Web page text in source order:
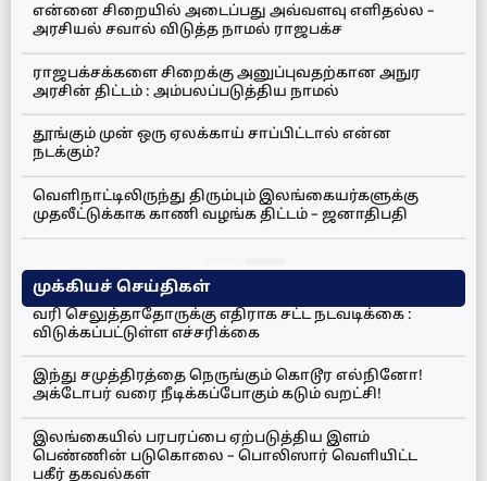
என்னை சிறையில் அடைப்பது அவ்வளவு எளிதல்ல –
அரசியல் சவால் விடுத்த நாமல் ராஜபக்ச
ராஜபக்சக்களை சிறைக்கு அனுப்புவதற்கான அநுர
அரசின் திட்டம் : அம்பலப்படுத்திய நாமல்
தூங்கும் முன் ஒரு ஏலக்காய் சாப்பிட்டால் என்ன
நடக்கும்?
வெளிநாட்டிலிருந்து திரும்பும் இலங்கையர்களுக்கு
முதலீட்டுக்காக காணி வழங்க திட்டம் – ஜனாதிபதி
முக்கியச் செய்திகள்
வரி செலுத்தாதோருக்கு எதிராக சட்ட நடவடிக்கை :
விடுக்கப்பட்டுள்ள எச்சரிக்கை
இந்து சமுத்திரத்தை நெருங்கும் கொடூர எல்நினோ!
அக்டோபர் வரை நீடிக்கப்போகும் கடும் வறட்சி!
இலங்கையில் பரபரப்பை ஏற்படுத்திய இளம்
பெண்ணின் படுகொலை – பொலிஸார் வெளியிட்ட
பகீர் தகவல்கள்